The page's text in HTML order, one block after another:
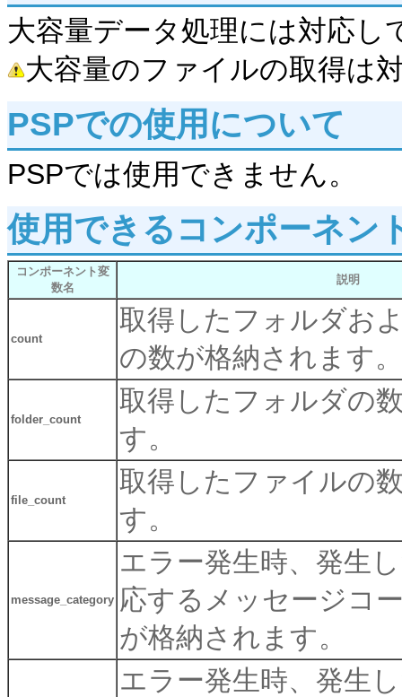
大容量データ処理には対応し
大容量のファイルの取得は
PSPでの使用について
PSPでは使用できません。
使用できるコンポーネン
コンポーネント変
数名
説明
count
取得したフォルダお
の数が格納されます。
folder_count
取得したフォルダの
す。
file_count
取得したファイルの
す。
message_category
エラー発生時、発生
応するメッセージコ
が格納されます。
エラー発生時、発生